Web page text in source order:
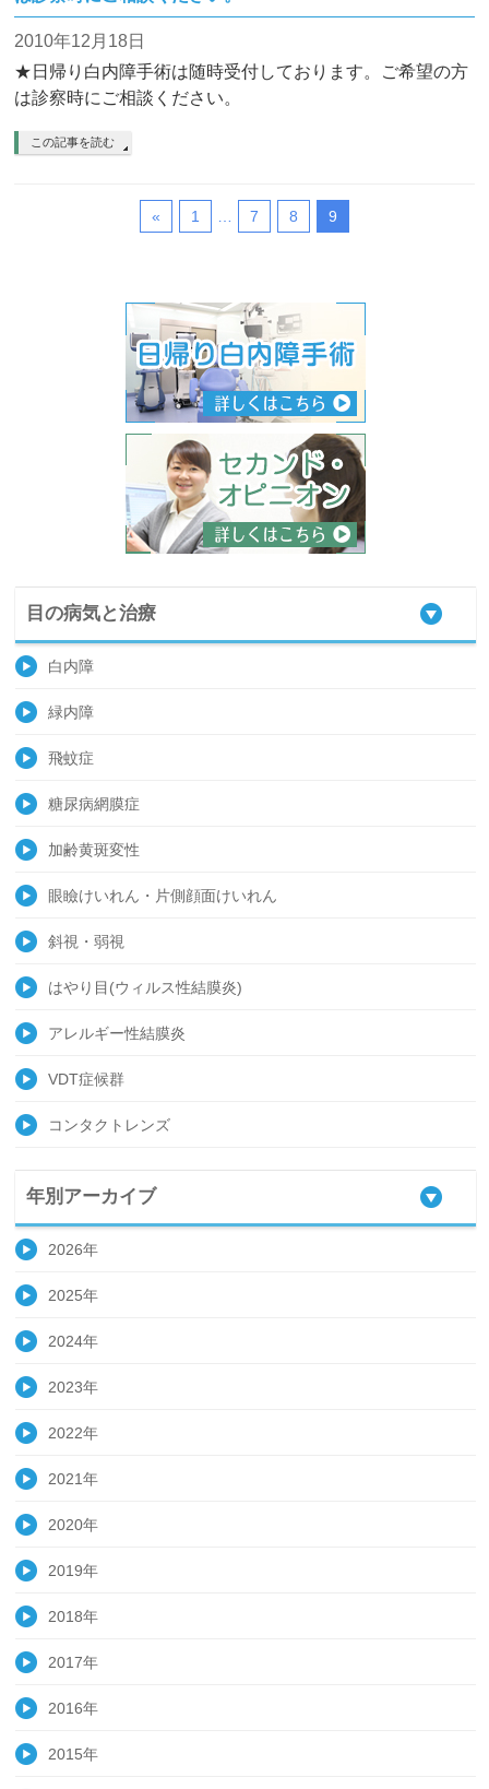
2010年12月18日
★日帰り白内障手術は随時受付しております。ご希望の方
は診察時にご相談ください。
この記事を読む
« 1 7 8 9
目の病気と治療
白内障
緑内障
飛蚊症
糖尿病網膜症
加齢黄斑変性
眼瞼けいれん・片側顔面けいれん
斜視・弱視
はやり目(ウィルス性結膜炎)
アレルギー性結膜炎
VDT症候群
コンタクトレンズ
年別アーカイブ
2026年
2025年
2024年
2023年
2022年
2021年
2020年
2019年
2018年
2017年
2016年
2015年